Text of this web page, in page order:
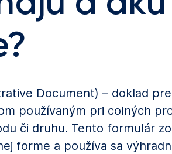
Document) – doklad
používaným pri colných
či druhu. Tento formulár
forme a používa sa